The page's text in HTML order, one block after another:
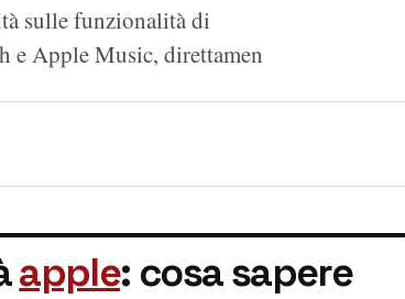
sulle funzionalità di
e Apple Music, direttamen
apple: cosa sapere